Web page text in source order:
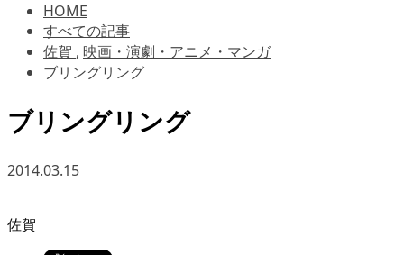
HOME
すべての記事
佐賀 , 映画・演劇・アニメ・マンガ
ブリングリング
ブリングリング
2014.03.15
佐賀